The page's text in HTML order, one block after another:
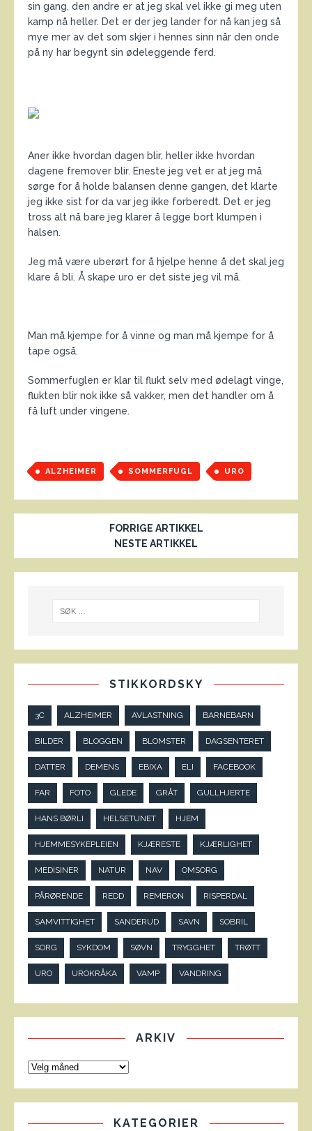
sin gang, den andre er at jeg skal vel ikke gi meg uten
kamp nå heller. Det er der jeg lander for nå kan jeg så
mye mer av det som skjer i hennes sinn når den onde
på ny har begynt sin ødeleggende ferd.
Aner ikke hvordan dagen blir, heller ikke hvordan
dagene fremover blir. Eneste jeg vet er at jeg må
sørge for å holde balansen denne gangen, det klarte
jeg ikke sist for da var jeg ikke forberedt. Det er jeg
tross alt nå bare jeg klarer å legge bort klumpen i
halsen.
Jeg må være uberørt for å hjelpe henne å det skal jeg
klare å bli. Å skape uro er det siste jeg vil må.
Man må kjempe for å vinne og man må kjempe for å
tape også.
Sommerfuglen er klar til flukt selv med ødelagt vinge,
flukten blir nok ikke så vakker, men det handler om å
få luft under vingene.
ALZHEIMER SOMMERFUGL URO
FORRIGE ARTIKKEL
NESTE ARTIKKEL
STIKKORDSKY
3C ALZHEIMER AVLASTNING BARNEBARN
BILDER BLOGGEN BLOMSTER DAGSENTERET
DATTER DEMENS EBIXA ELI FACEBOOK
FAR FOTO GLEDE GRÅT GULLHJERTE
HANS BØRLI HELSETUNET HJEM
HJEMMESYKEPLEIEN KJÆRESTE KJÆRLIGHET
MEDISINER NATUR NAV OMSORG
PÅRØRENDE REDD REMERON RISPERDAL
SAMVITTIGHET SANDERUD SAVN SOBRIL
SORG SYKDOM SØVN TRYGGHET TRØTT
URO UROKRÅKA VAMP VANDRING
ARKIV
KATEGORIER